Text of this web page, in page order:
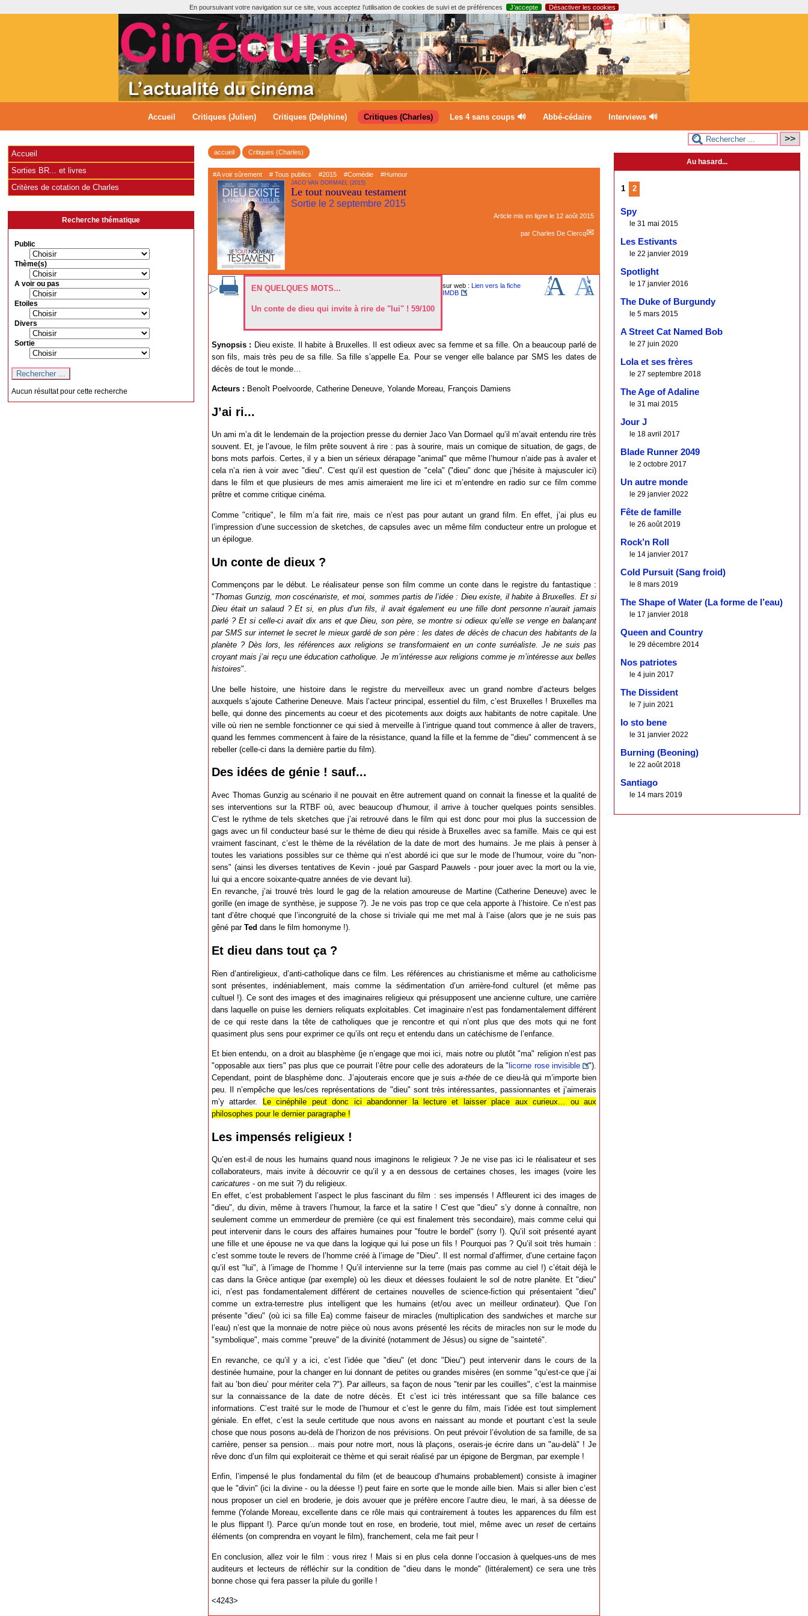
En poursuivant votre navigation sur ce site, vous acceptez l’utilisation de cookies de suivi et de préférences J’accepte Désactiver les cookies
Accueil Critiques (Julien) Critiques (Delphine) Critiques (Charles) Les 4 sans coups 🔊 Abbé-cédaire Interviews 🔊
accueil Critiques (Charles)
#A voir sûrement # Tous publics #2015 #Comédie #Humour
JACO VAN DORMAEL (2015)
Le tout nouveau testament
Sortie le 2 septembre 2015
Article mis en ligne le 12 août 2015
par Charles De Clercq
EN QUELQUES MOTS...
Un conte de dieu qui invite à rire de "lui" ! 59/100
sur web : Lien vers la fiche
IMDB
Synopsis : Dieu existe. Il habite à Bruxelles. Il est odieux avec sa femme et sa fille. On a beaucoup parlé de
son fils, mais très peu de sa fille. Sa fille s’appelle Ea. Pour se venger elle balance par SMS les dates de
décès de tout le monde…
Acteurs : Benoît Poelvoorde, Catherine Deneuve, Yolande Moreau, François Damiens
J’ai ri...
Un ami m’a dit le lendemain de la projection presse du dernier Jaco Van Dormael qu’il m’avait entendu rire très
souvent. Et, je l’avoue, le film prête souvent à rire : pas à sourire, mais un comique de situation, de gags, de
bons mots parfois. Certes, il y a bien un sérieux dérapage "animal" que même l’humour n’aide pas à avaler et
cela n’a rien à voir avec "dieu". C’est qu’il est question de "cela" ("dieu" donc que j’hésite à majusculer ici)
dans le film et que plusieurs de mes amis aimeraient me lire ici et m’entendre en radio sur ce film comme
prêtre et comme critique cinéma.
Comme "critique", le film m’a fait rire, mais ce n’est pas pour autant un grand film. En effet, j’ai plus eu
l’impression d’une succession de sketches, de capsules avec un même film conducteur entre un prologue et
un épilogue.
Un conte de dieux ?
Commençons par le début. Le réalisateur pense son film comme un conte dans le registre du fantastique :
"Thomas Gunzig, mon coscénariste, et moi, sommes partis de l’idée : Dieu existe, il habite à Bruxelles. Et si
Dieu était un salaud ? Et si, en plus d’un fils, il avait également eu une fille dont personne n’aurait jamais
parlé ? Et si celle-ci avait dix ans et que Dieu, son père, se montre si odieux qu’elle se venge en balançant
par SMS sur internet le secret le mieux gardé de son père : les dates de décès de chacun des habitants de la
planète ? Dès lors, les références aux religions se transformaient en un conte surréaliste. Je ne suis pas
croyant mais j’ai reçu une éducation catholique. Je m’intéresse aux religions comme je m’intéresse aux belles
histoires".
Une belle histoire, une histoire dans le registre du merveilleux avec un grand nombre d’acteurs belges
auxquels s’ajoute Catherine Deneuve. Mais l’acteur principal, essentiel du film, c’est Bruxelles ! Bruxelles ma
belle, qui donne des pincements au coeur et des picotements aux doigts aux habitants de notre capitale. Une
ville où rien ne semble fonctionner ce qui sied à merveille à l’intrigue quand tout commence à aller de travers,
quand les femmes commencent à faire de la résistance, quand la fille et la femme de "dieu" commencent à se
rebeller (celle-ci dans la dernière partie du film).
Des idées de génie ! sauf...
Avec Thomas Gunzig au scénario il ne pouvait en être autrement quand on connait la finesse et la qualité de
ses interventions sur la RTBF où, avec beaucoup d’humour, il arrive à toucher quelques points sensibles.
C’est le rythme de tels sketches que j’ai retrouvé dans le film qui est donc pour moi plus la succession de
gags avec un fil conducteur basé sur le thème de dieu qui réside à Bruxelles avec sa famille. Mais ce qui est
vraiment fascinant, c’est le thème de la révélation de la date de mort des humains. Je me plais à penser à
toutes les variations possibles sur ce thème qui n’est abordé ici que sur le mode de l’humour, voire du "non-
sens" (ainsi les diverses tentatives de Kevin - joué par Gaspard Pauwels - pour jouer avec la mort ou la vie,
lui qui a encore soixante-quatre années de vie devant lui).
En revanche, j’ai trouvé très lourd le gag de la relation amoureuse de Martine (Catherine Deneuve) avec le
gorille (en image de synthèse, je suppose ?). Je ne vois pas trop ce que cela apporte à l’histoire. Ce n’est pas
tant d’être choqué que l’incongruité de la chose si triviale qui me met mal à l’aise (alors que je ne suis pas
gêné par Ted dans le film homonyme !).
Et dieu dans tout ça ?
Rien d’antireligieux, d’anti-catholique dans ce film. Les références au christianisme et même au catholicisme
sont présentes, indéniablement, mais comme la sédimentation d’un arrière-fond culturel (et même pas
cultuel !). Ce sont des images et des imaginaires religieux qui présupposent une ancienne culture, une carrière
dans laquelle on puise les derniers reliquats exploitables. Cet imaginaire n’est pas fondamentalement différent
de ce qui reste dans la tête de catholiques que je rencontre et qui n’ont plus que des mots qui ne font
quasiment plus sens pour exprimer ce qu’ils ont reçu et entendu dans un catéchisme de l’enfance.
Et bien entendu, on a droit au blasphème (je n’engage que moi ici, mais notre ou plutôt "ma" religion n’est pas
"opposable aux tiers" pas plus que ce pourrait l’être pour celle des adorateurs de la " licorne rose invisible
").
Cependant, point de blasphème donc. J’ajouterais encore que je suisa-thée de ce dieu-là qui m’importe bien
peu. Il n’empêche que les/ces représentations de "dieu" sont très intéressantes, passionnantes et j’aimerais
m’y attarder.
Le cinéphile peut donc ici abandonner la lecture et laisser place aux curieux... ou aux
philosophes pour le dernier paragraphe !
Les impensés religieux !
Qu’en est-il de nous les humains quand nous imaginons le religieux ? Je ne vise pas ici le réalisateur et ses
collaborateurs, mais invite à découvrir ce qu’il y a en dessous de certaines choses, les images (voire les
caricatures - on me suit ?) du religieux.
En effet, c’est probablement l’aspect le plus fascinant du film : ses impensés ! Affleurent ici des images de
"dieu", du divin, même à travers l’humour, la farce et la satire ! C’est que "dieu" s’y donne à connaître, non
seulement comme un emmerdeur de première (ce qui est finalement très secondaire), mais comme celui qui
peut intervenir dans le cours des affaires humaines pour "foutre le bordel" (sorry !). Qu’il soit présenté ayant
une fille et une épouse ne va que dans la logique qui lui pose un fils ! Pourquoi pas ? Qu’il soit très humain :
c’est somme toute le revers de l’homme créé à l’image de "Dieu". Il est normal d’affirmer, d’une certaine façon
qu’il est "lui", à l’image de l’homme ! Qu’il intervienne sur la terre (mais pas comme au ciel !) c’était déjà le
cas dans la Grèce antique (par exemple) où les dieux et déesses foulaient le sol de notre planète. Et "dieu"
ici, n’est pas fondamentalement différent de certaines nouvelles de science-fiction qui présentaient "dieu"
comme un extra-terrestre plus intelligent que les humains (et/ou avec un meilleur ordinateur). Que l’on
présente "dieu" (où ici sa fille Ea) comme faiseur de miracles (multiplication des sandwiches et marche sur
l’eau) n’est que la monnaie de notre pièce où nous avons présenté les récits de miracles non sur le mode du
"symbolique", mais comme "preuve" de la divinité (notamment de Jésus) ou signe de "sainteté".
En revanche, ce qu’il y a ici, c’est l’idée que "dieu" (et donc "Dieu") peut intervenir dans le cours de la
destinée humaine, pour la changer en lui donnant de petites ou grandes misères (en somme "qu’est-ce que j’ai
fait au ’bon dieu’ pour mériter cela ?"). Par ailleurs, sa façon de nous "tenir par les couilles", c’est la mainmise
sur la connaissance de la date de notre décès. Et c’est ici très intéressant que sa fille balance ces
informations. C’est traité sur le mode de l’humour et c’est le genre du film, mais l’idée est tout simplement
géniale. En effet, c’est la seule certitude que nous avons en naissant au monde et pourtant c’est la seule
chose que nous posons au-delà de l’horizon de nos prévisions. On peut prévoir l’évolution de sa famille, de sa
carrière, penser sa pension... mais pour notre mort, nous là plaçons, oserais-je écrire dans un "au-delà" ! Je
rêve donc d’un film qui exploiterait ce thème et qui serait réalisé par un épigone de Bergman, par exemple !
Enfin, l’impensé le plus fondamental du film (et de beaucoup d’humains probablement) consiste à imaginer
que le "divin" (ici la divine - ou la déesse !) peut faire en sorte que le monde aille bien. Mais si aller bien c’est
nous proposer un ciel en broderie, je dois avouer que je préfère encore l’autre dieu, le mari, à sa déesse de
femme (Yolande Moreau, excellente dans ce rôle mais qui contrairement à toutes les apparences du film est
le plus flippant !). Parce qu’un monde tout en rose, en broderie, tout miel, même avec unreset de certains
éléments (on comprendra en voyant le film), franchement, cela me fait peur !
En conclusion, allez voir le film : vous rirez ! Mais si en plus cela donne l’occasion à quelques-uns de mes
auditeurs et lecteurs de réfléchir sur la condition de "dieu dans le monde" (littéralement) ce sera une très
bonne chose qui fera passer la pilule du gorille !
<4243>
Accueil
Sorties BR... et livres
Critères de cotation de Charles
Recherche thématique
Public
Thème(s)
A voir ou pas
Etoiles
Divers
Sortie
Aucun résultat pour cette recherche
Au hasard...
1 2
Spy
le 31 mai 2015
Les Estivants
le 22 janvier 2019
Spotlight
le 17 janvier 2016
The Duke of Burgundy
le 5 mars 2015
A Street Cat Named Bob
le 27 juin 2020
Lola et ses frères
le 27 septembre 2018
The Age of Adaline
le 31 mai 2015
Jour J
le 18 avril 2017
Blade Runner 2049
le 2 octobre 2017
Un autre monde
le 29 janvier 2022
Fête de famille
le 26 août 2019
Rock’n Roll
le 14 janvier 2017
Cold Pursuit (Sang froid)
le 8 mars 2019
The Shape of Water (La forme de l’eau)
le 17 janvier 2018
Queen and Country
le 29 décembre 2014
Nos patriotes
le 4 juin 2017
The Dissident
le 7 juin 2021
Io sto bene
le 31 janvier 2022
Burning (Beoning)
le 22 août 2018
Santiago
le 14 mars 2019